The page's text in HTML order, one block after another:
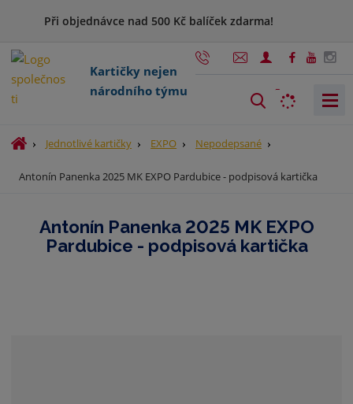
Při objednávce nad 500 Kč balíček zdarma!
Kartičky nejen
národního týmu
e
a
t
Ú
o
Jednotlivé kartičky EXPO Nepodepsané
Antonín Panenka 2025 MK EXPO Pardubice - podpisová kartička
Antonín Panenka 2025 MK EXPO
Pardubice - podpisová kartička